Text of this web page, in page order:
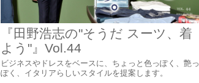
『田野浩志の"そうだ スーツ、着
よう"』Vol.44
ビジネスやドレスをベースに、ちょっと色っぽく、艶っ
ぽく、イタリアらしいスタイルを提案します。